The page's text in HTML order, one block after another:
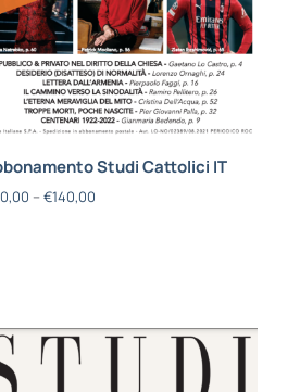
Studi Cattolici IT
– €140,00